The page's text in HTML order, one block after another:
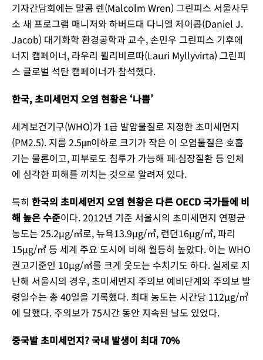
기자간담회에는 말콤 렌(Malcolm Wren) 그린피스 서울사무
소 새 프로그램 매니저와 하버드대 다니엘 제이콥(Daniel J.
Jacob) 대기화학 환경공학과 교수, 손민우 그린피스 기후에
너지 캠페이너, 라우리 뮐리비르따(Lauri Myllyvirta) 그린피
스 글로벌 석탄 캠페이너가 참석했다.
한국, 초미세먼지 오염 현황은 ‘나쁨’
세계보건기구(WHO)가 1급 발암물질로 지정한 초미세먼지
(PM2.5). 지름 2.5㎛이하로 크기가 작은 이 오염물질은 호흡
기는 물론이고, 피부로도 침투가 가능해 폐∙심장질환 등 인체
에 심각한 피해를 끼치는 것으로 알려져 있다.
특히 한국의 초미세먼지 오염 현황은 다른 OECD 국가들에 비
해 높은 수준이다. 2012년 기준 서울시의 초미세먼지 연평균
농도는 25.2µg/㎥로, 뉴욕13.9µg/㎥, 런던16µg/㎥, 파리
15µg/㎥ 등 세계 주요 도시에 비해 월등히 높았다. 이는 WHO
권고기준인 10µg/㎥를 크게 웃도는 수치기도 하다. 실제로 지
난해 서울시의 경우, 초미세먼지 주의보 예비단계와 주의보 발
령일수는 총 40일을 기록했다. 최대 농도는 시간당 112µg/㎥
에 달했다. 주의보가 75시간 동안 지속된 날도 있었다.
중국발 초미세먼지? 국내 발생이 최대 70%